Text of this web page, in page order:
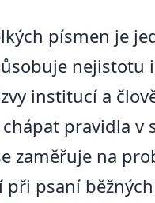
písmen je
nejistotu
institucí a
pravidla v
zaměřuje na
při psaní